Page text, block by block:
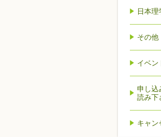
日本
その他
イベン
申し込
読み下
キャン